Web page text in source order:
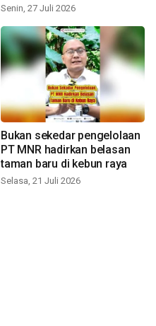
Senin, 27 Juli 2026
Bukan sekedar pengelolaan
PT MNR hadirkan belasan
taman baru di kebun raya
Selasa, 21 Juli 2026